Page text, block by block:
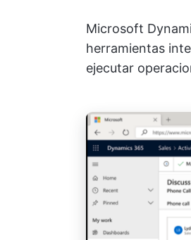
Microsoft
herramientas
ejecutar